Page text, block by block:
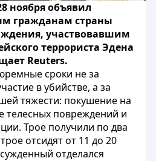
ноября объявил
гражданам страны
участвовавшим
террориста Эдена
Reuters.
сроки не за
в убийстве, а за
тяжести: покушение на
телесных повреждений и
Трое получили по два
отсидят от 11 до 20
отделался